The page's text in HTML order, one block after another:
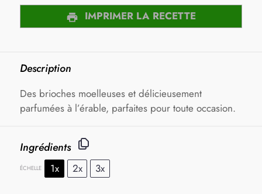
IMPRIMER LA RECETTE
Description
Des brioches moelleuses et délicieusement
parfumées à l’érable, parfaites pour toute occasion.
Ingrédients
ÉCHELLE 1x 2x 3x